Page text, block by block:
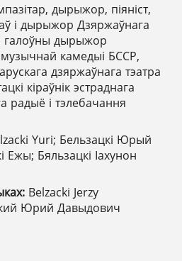
дырыжор, піяніст,
і дырыжор Дзяржаўнага
галоўны дырыжор
камедыі БССР,
дзяржаўнага тэатра
кіраўнік эстраднага
радыё і тэлебачання
Yuri; Бельзацкі Юрый
Ежы; Бяльзацкі Іахунон
Belzacki Jerzy
Юрий Давыдович